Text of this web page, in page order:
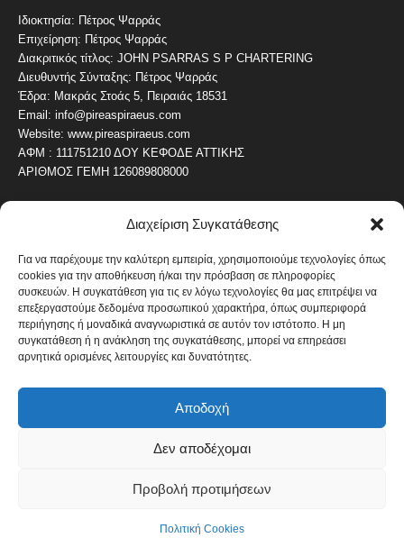
Διαχείριση Συγκατάθεσης
Για να παρέχουμε την καλύτερη εμπειρία, χρησιμοποιούμε τεχνολογίες όπως
cookies για την αποθήκευση ή/και την πρόσβαση σε πληροφορίες
συσκευών. Η συγκατάθεση για τις εν λόγω τεχνολογίες θα μας επιτρέψει να
επεξεργαστούμε δεδομένα προσωπικού χαρακτήρα, όπως συμπεριφορά
περιήγησης ή μοναδικά αναγνωριστικά σε αυτόν τον ιστότοπο. Η μη
συγκατάθεση ή η ανάκληση της συγκατάθεσης, μπορεί να επηρεάσει
αρνητικά ορισμένες λειτουργίες και δυνατότητες.
Αποδοχή
Δεν αποδέχομαι
Προβολή προτιμήσεων
Πολιτική Cookies
Ιδιοκτησία: Πέτρος Ψαρράς
Επιχείρηση: Πέτρος Ψαρράς
Διακριτικός τίτλος: JOHN PSARRAS S P CHARTERING
Διευθυντής Σύνταξης: Πέτρος Ψαρράς
Έδρα: Μακράς Στοάς 5, Πειραιάς 18531
Email: info@pireaspiraeus.com
Website: www.pireaspiraeus.com
ΑΦΜ : 111751210 ΔΟΥ ΚΕΦΟΔΕ ΑΤΤΙΚΗΣ
ΑΡΙΘΜΟΣ ΓΕΜΗ 126089808000
ΔΗΜΟΦΙΛΗ ΚΑΤΗΓΟΡΙΑ
ΝΕΑ ΤΟΥ ΠΕΙΡΑΙΑ
ΟΛΥΜΠΙΑΚΟΣ
ΑΛΛΑ ΚΟΙΝΩΝΙΚΑ
ΕΙΔΗΣΕΙΣ ΝΑΥΤΙΛΙΑ
ΟΙΚΟΝΟΜΙΚΑ
ΚΑΛΛΙΤΕΧΝΙΚΑ 822
© Copyright 2014 - 2026 / Designed by pixelheroes.gr